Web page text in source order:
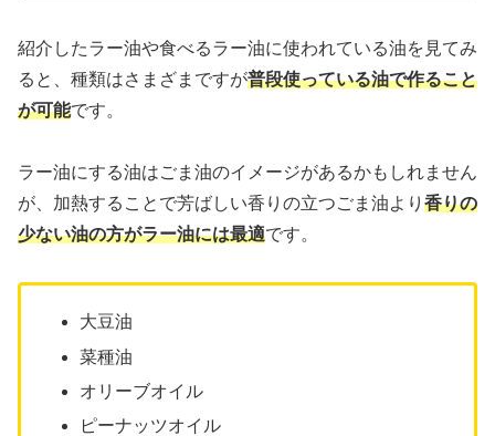
紹介したラー油や食べるラー油に使われている油を見てみ
ると、種類はさまざまですが普段使っている油で作ること
が可能です。
ラー油にする油はごま油のイメージがあるかもしれません
が、加熱することで芳ばしい香りの立つごま油より 香りの
少ない油の方がラー油には最適です。
大豆油
菜種油
オリーブオイル
ピーナッツオイル